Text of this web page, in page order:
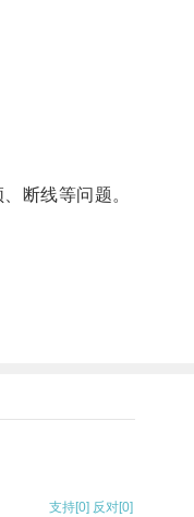
断线等问题。
支持[0] 反对[0]